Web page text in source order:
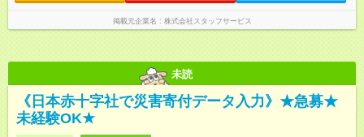
掲載元企業名 株式会社スタッフサービス
未読
《日本赤十字社で災害寄付データ入力》★急募★
未経験OK★